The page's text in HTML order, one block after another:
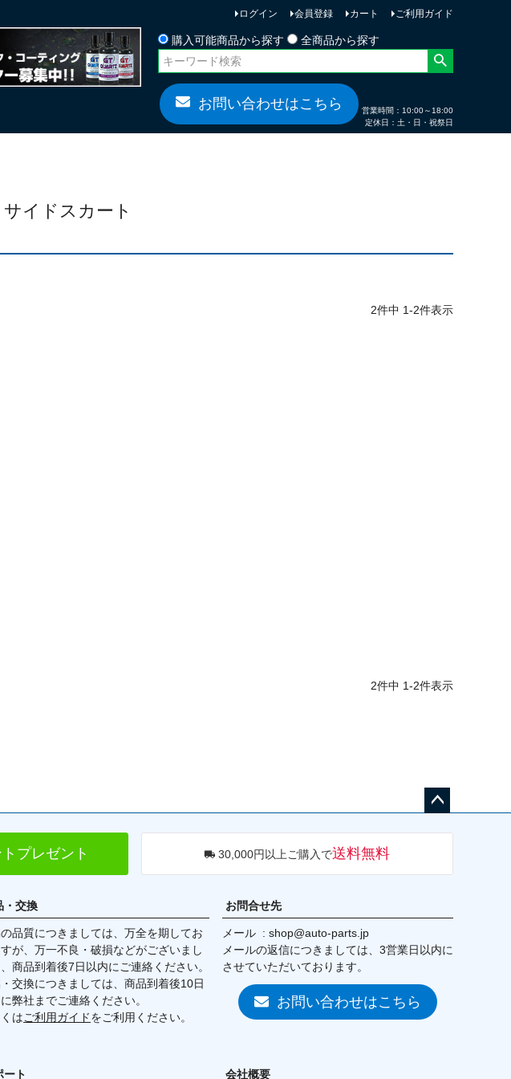
ログイン 会員登録 カート
ご利用ガイド
購入可能商品から探す
全商品から探す
検索
お問い合わせはこちら
営業時間：10:00～18:00
定休日：土・日・祝祭日
サイドスカート
2件中 1-2件表示
2件中 1-2件表示
へ
プレゼント 30,000円以上ご購入で送料無料
・交換
品質につきましては、万全を期してお
すが、万一不良・破損などがございまし
商品到着後7日以内にご連絡ください。
交換につきましては、商品到着後10日
弊社までご連絡ください。
はご利用ガイドをご利用ください。
お問合せ先
メール
shop@auto-parts.jp
メールの返信につきましては、3営業日以内に
させていただいております。
お問い合わせはこちら
ート 会社概要